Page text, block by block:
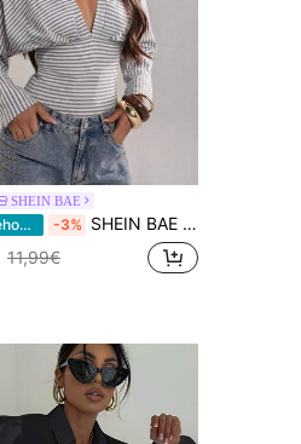
SHEIN BAE
EU Warehouse -3% SHEIN BAE Damen-Top mit tiefem V-Ausschnitt, gestreift, gerafft, figurbetont, vielseitig und lässig
11,99€